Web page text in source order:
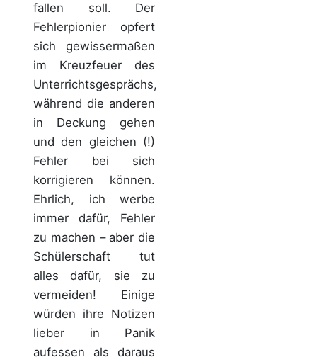
fallen soll. Der
Fehlerpionier opfert
sich gewissermaßen
im Kreuzfeuer des
Unterrichtsgesprächs,
während die anderen
in Deckung gehen
und den gleichen (!)
Fehler bei sich
korrigieren können.
Ehrlich, ich werbe
immer dafür, Fehler
zu machen – aber die
Schülerschaft tut
alles dafür, sie zu
vermeiden! Einige
würden ihre Notizen
lieber in Panik
aufessen als daraus